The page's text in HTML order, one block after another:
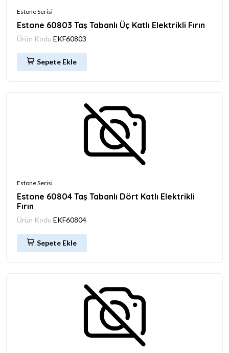
Estone Serisi
Estone 60803 Taş Tabanlı Üç Katlı Elektrikli Fırın
Ürün Kodu EKF60803
Sepete Ekle
Estone Serisi
Estone 60804 Taş Tabanlı Dört Katlı Elektrikli
Fırın
Ürün Kodu EKF60804
Sepete Ekle